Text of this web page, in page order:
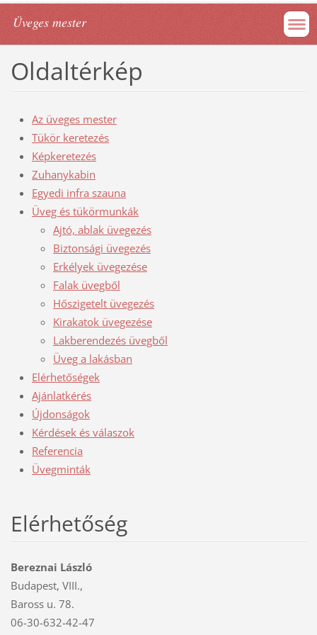
Üveges mester
Oldaltérkép
Az üveges mester
Tükör keretezés
Képkeretezés
Zuhanykabin
Egyedi infra szauna
Üveg és tükörmunkák
Ajtó, ablak üvegezés
Biztonsági üvegezés
Erkélyek üvegezése
Falak üvegből
Hőszigetelt üvegezés
Kirakatok üvegezése
Lakberendezés üvegből
Üveg a lakásban
Elérhetőségek
Ajánlatkérés
Újdonságok
Kérdések és válaszok
Referencia
Üvegminták
Elérhetőség
Bereznai László
Budapest, VIII.,
Baross u. 78.
06-30-632-42-47